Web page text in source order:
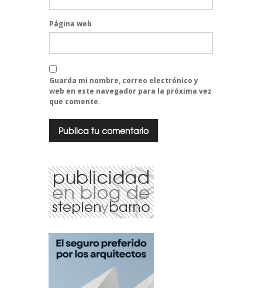
Página web
Guarda mi nombre, correo electrónico y
web en este navegador para la próxima vez
que comente.